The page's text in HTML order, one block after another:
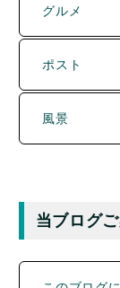
ポスト
風景